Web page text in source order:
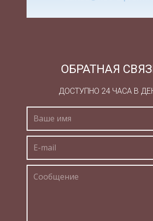
Наиболее полно его возможности
SWOT -анализ базируется на
развития (сильных и слабых сторон
организации АСС) и внешних
которые характеризуют
среде функционирования
развития организации (АУВ).
сильных сторон организации
основой принятия маркетинговых
ДОСТУПНО 24 ЧАСА В
ОБРАТНАЯ